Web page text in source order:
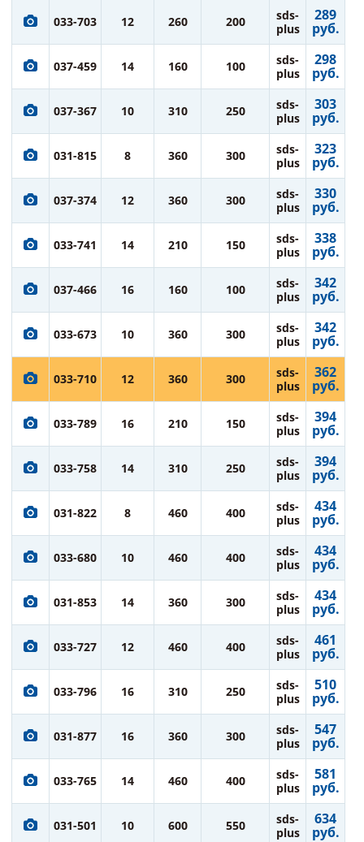
033-703 12 260 200
sds-
plus
289
руб.
037-459 14 160 100
sds-
plus
298
руб.
037-367 10 310 250
sds-
plus
303
руб.
031-815 8 360 300
sds-
plus
323
руб.
037-374 12 360 300
sds-
plus
330
руб.
033-741 14 210 150
sds-
plus
338
руб.
037-466 16 160 100
sds-
plus
342
руб.
033-673 10 360 300
sds-
plus
342
руб.
033-710 12 360 300
sds-
plus
362
руб.
033-789 16 210 150
sds-
plus
394
руб.
033-758 14 310 250
sds-
plus
394
руб.
031-822 8 460 400
sds-
plus
434
руб.
033-680 10 460 400
sds-
plus
434
руб.
031-853 14 360 300
sds-
plus
434
руб.
033-727 12 460 400
sds-
plus
461
руб.
033-796 16 310 250
sds-
plus
510
руб.
031-877 16 360 300
sds-
plus
547
руб.
033-765 14 460 400
sds-
plus
581
руб.
031-501 10 600 550
sds-
plus
634
руб.